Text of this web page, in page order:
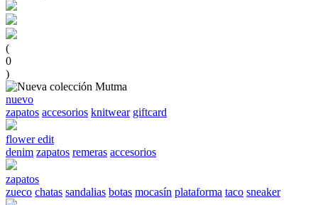
(
0
)
nuevo
zapatos accesorios knitwear giftcard
flower edit
denim zapatos remeras accesorios
zapatos
zueco chatas sandalias botas mocasín plataforma taco sneaker